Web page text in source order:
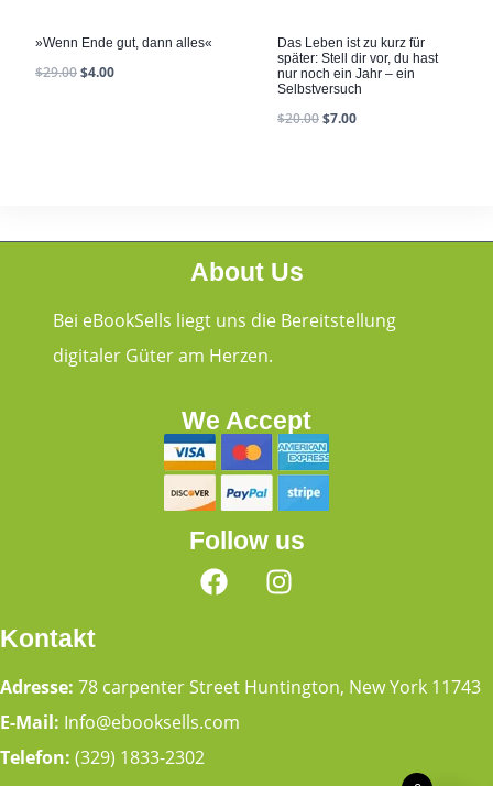
»Wenn Ende gut, dann alles«
$29.00$4.00
Das Leben ist zu kurz für
später: Stell dir vor, du hast
nur noch ein Jahr – ein
Selbstversuch
$20.00$7.00
About Us
Bei eBookSells liegt uns die Bereitstellung
digitaler Güter am Herzen.
We Accept
Follow us
Kontakt
Adresse: 78 carpenter Street Huntington, New York 11743
E-Mail: Info@ebooksells.com
Telefon: (329) 1833-2302